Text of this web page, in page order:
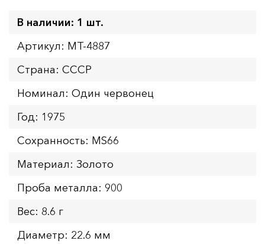
В наличии: 1 шт.
Артикул: MT-4887
Страна: СССР
Номинал: Один червонец
Год: 1975
Сохранность: MS66
Материал: Золото
Проба металла: 900
Вес: 8.6 г
Диаметр: 22.6 мм